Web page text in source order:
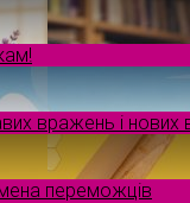
вражень і нових
переможців